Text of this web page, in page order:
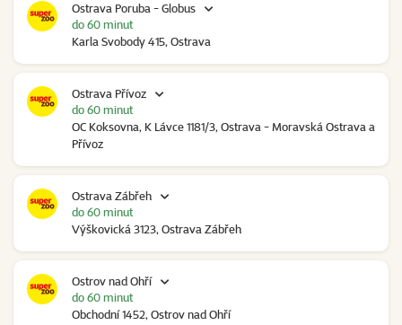
Ostrava Poruba - Globus
Karla Svobody 415, Ostrava
do 60 minut
Ostrava Přívoz
OC Koksovna, K Lávce 1181/3, Ostrava - Moravská Ostrava a
Přívoz
do 60 minut
Ostrava Zábřeh
Výškovická 3123, Ostrava Zábřeh
do 60 minut
Ostrov nad Ohří
Obchodní 1452, Ostrov nad Ohří
do 60 minut